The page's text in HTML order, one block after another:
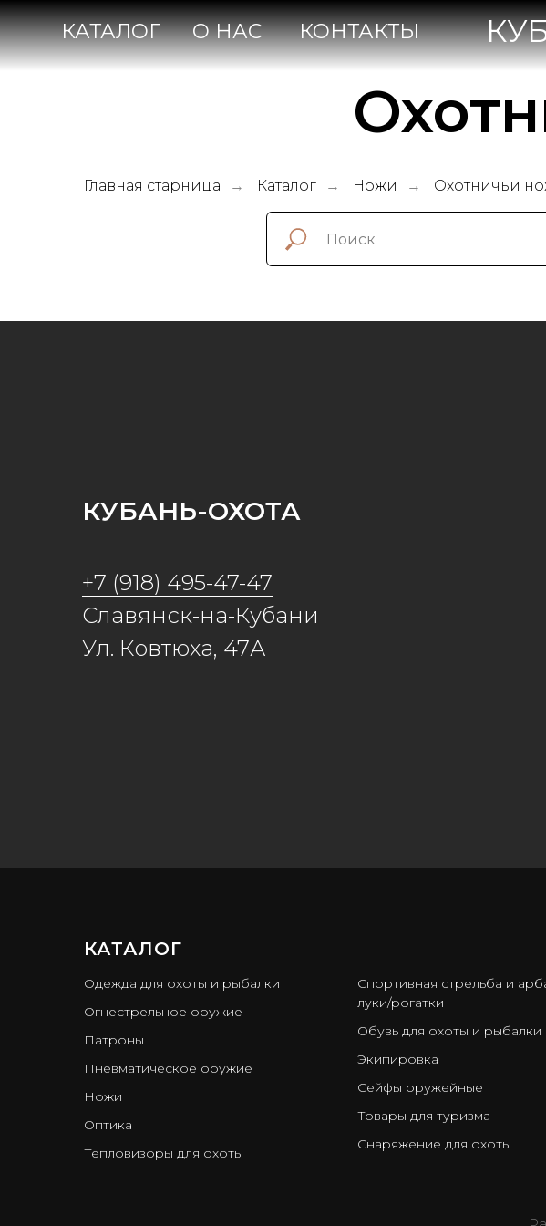
КАТАЛОГ О НАС КОНТАКТЫ
Главная старница → Каталог → Ножи → Охотничьи
КУБАНЬ-ОХОТА
+7 (918) 495-47-47
Славянск-на-Кубани
Ул. Ковтюха, 47А
КАТАЛОГ
Одежда для охоты и рыбалки
Огнестрельное оружие
Патроны
Пневматическое оружие
Ножи
Оптика
Тепловизоры для охоты
Спортивная стрельба и
луки/рогатки
Обувь для охоты и рыбалки
Экипировка
Сейфы оружейные
Товары для туризма
Снаряжение для охоты